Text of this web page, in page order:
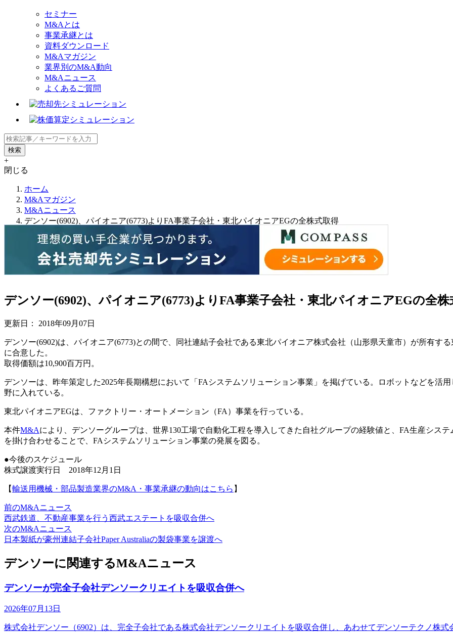
セミナー
M&Aとは
事業承継とは
資料ダウンロード
M&Aマガジン
業界別のM&A動向
M&Aニュース
よくあるご質問
+
閉じる
ホーム
M&Aマガジン
M&Aニュース
デンソー(6902)、パイオニア(6773)よりFA事業子会社・東北パイオニアEGの全株式取得
デンソー(6902)、パイオニア(6773)よりFA事業子会社・東北パイオニアEGの全株
更新日： 2018年09月07日
デンソー(6902)は、パイオニア(6773)との間で、同社連結子会社である東北パイオニア株式会社（山形県天童市）が所有す
に合意した。
取得価額は10,900百万円。
デンソーは、昨年策定した2025年長期構想において「FAシステムソリューション事業」を掲げている。ロボットなどを活
野に入れている。
東北パイオニアEGは、ファクトリー・オートメーション（FA）事業を行っている。
本件M&Aにより、デンソーグループは、世界130工場で自動化工程を導入してきた自社グループの経験値と、FA生産シス
を掛け合わせることで、FAシステムソリューション事業の発展を図る。
●今後のスケジュール
株式譲渡実行日 2018年12月1日
【輸送用機械・部品製造業界のM&A・事業承継の動向はこちら 】
前のM&Aニュース
西武鉄道、不動産事業を行う西武エステートを吸収合併へ
次のM&Aニュース
日本製紙が豪州連結子会社Paper Australiaの製袋事業を譲渡へ
デンソーに関連するM&Aニュース
デンソーが完全子会社デンソークリエイトを吸収合併へ
2026年07月13日
株式会社デンソー（6902）は、完全子会社である株式会社デンソークリエイトを吸収合併し、あわせてデンソーテクノ株